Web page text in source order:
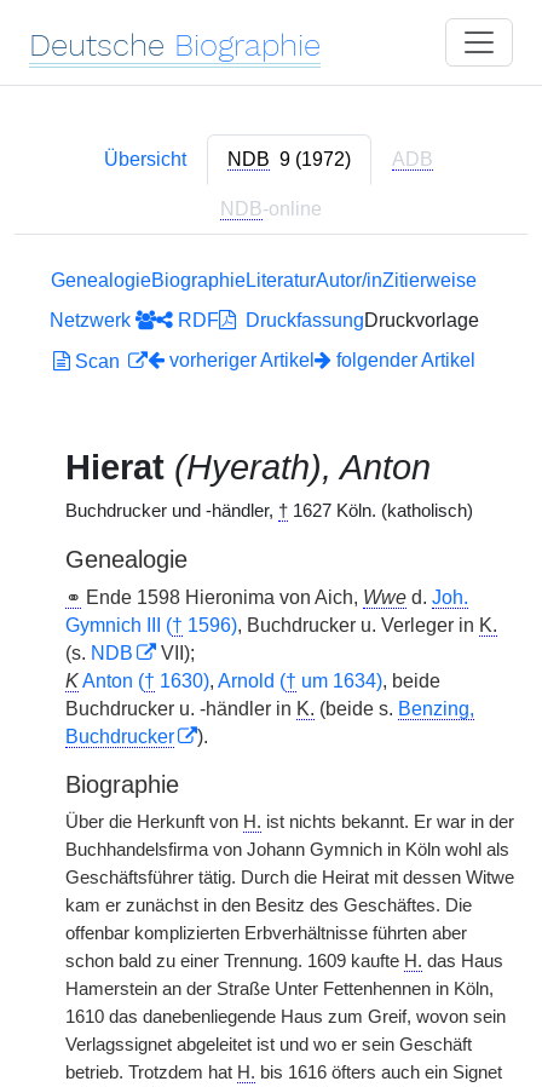
Deutsche Biographie
Übersicht NDB 9 (1972) ADB
NDB-online
GenealogieBiographieLiteraturAutor/inZitierweise
Netzwerk
RDF DruckfassungDruckvorlage
Scan
vorheriger Artikel folgender Artikel
Hierat (Hyerath), Anton
Buchdrucker und -händler, † 1627 Köln. (katholisch)
Genealogie
⚭ Ende 1598 Hieronima von Aich, Wwe d. Joh.
Gymnich III († 1596), Buchdrucker u. Verleger in K.
(s. NDB
VII);
KAnton († 1630), Arnold († um 1634), beide
Buchdrucker u. -händler in K. (beide s. Benzing,
Buchdrucker
).
Biographie
Über die Herkunft von H. ist nichts bekannt. Er war in der
Buchhandelsfirma von Johann Gymnich in Köln wohl als
Geschäftsführer tätig. Durch die Heirat mit dessen Witwe
kam er zunächst in den Besitz des Geschäftes. Die
offenbar komplizierten Erbverhältnisse führten aber
schon bald zu einer Trennung. 1609 kaufte H. das Haus
Hamerstein an der Straße Unter Fettenhennen in Köln,
1610 das danebenliegende Haus zum Greif, wovon sein
Verlagssignet abgeleitet ist und wo er sein Geschäft
betrieb. Trotzdem hat H. bis 1616 öfters auch ein Signet